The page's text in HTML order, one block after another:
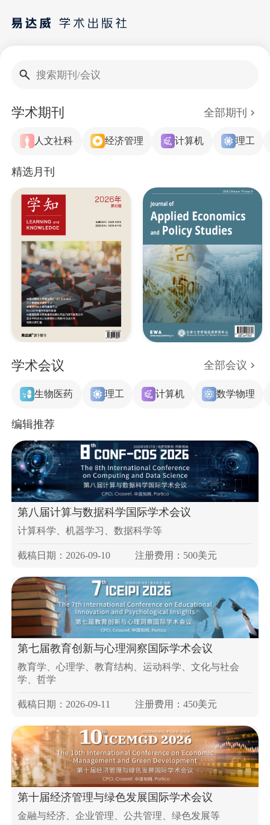
搜索期刊/会议
学术期刊 全部期刊
人文社科 经济管理 计算机 理工
精选月刊
学术会议 全部会议
生物医药 理工 计算机 数学物理
编辑推荐
第八届计算与数据科学国际学术会议
计算科学、机器学习、数据科学等
截稿日期：2026-09-10 注册费用：500美元
第七届教育创新与心理洞察国际学术会议
教育学、心理学、教育结构、运动科学、文化与社会
学、哲学
截稿日期：2026-09-11 注册费用：450美元
第十届经济管理与绿色发展国际学术会议
金融与经济、企业管理、公共管理、绿色发展等